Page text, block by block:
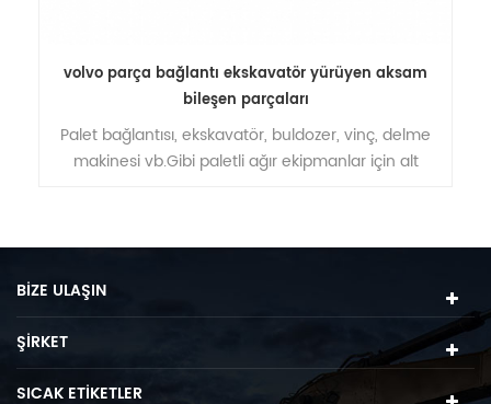
volvo parça bağlantı ekskavatör yürüyen aksam
bileşen parçaları
Palet bağlantısı, ekskavatör, buldozer, vinç, delme
makinesi vb.Gibi paletli ağır ekipmanlar için alt
BIZE ULAŞIN
ŞIRKET
SICAK ETIKETLER